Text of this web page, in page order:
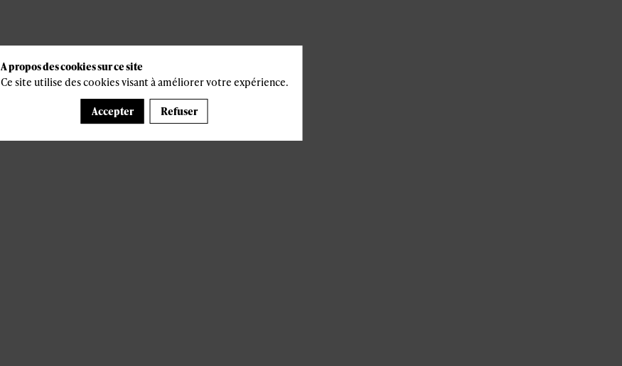
Il manque du contenu : rafraichissez votre navigateur
A propos des cookies sur ce site
Ce site utilise des cookies visant à améliorer votre expérience.
Accepter Refuser